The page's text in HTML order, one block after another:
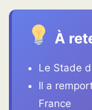
À
Le Stade
Il a
France